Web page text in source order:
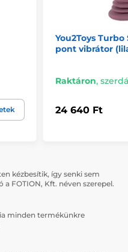
You2Toys Turbo
pont vibrátor
Raktáron,
24 640 Ft
kézbesítik, így senki sem
FOTION, Kft. néven szerepel.
minden termékünkre